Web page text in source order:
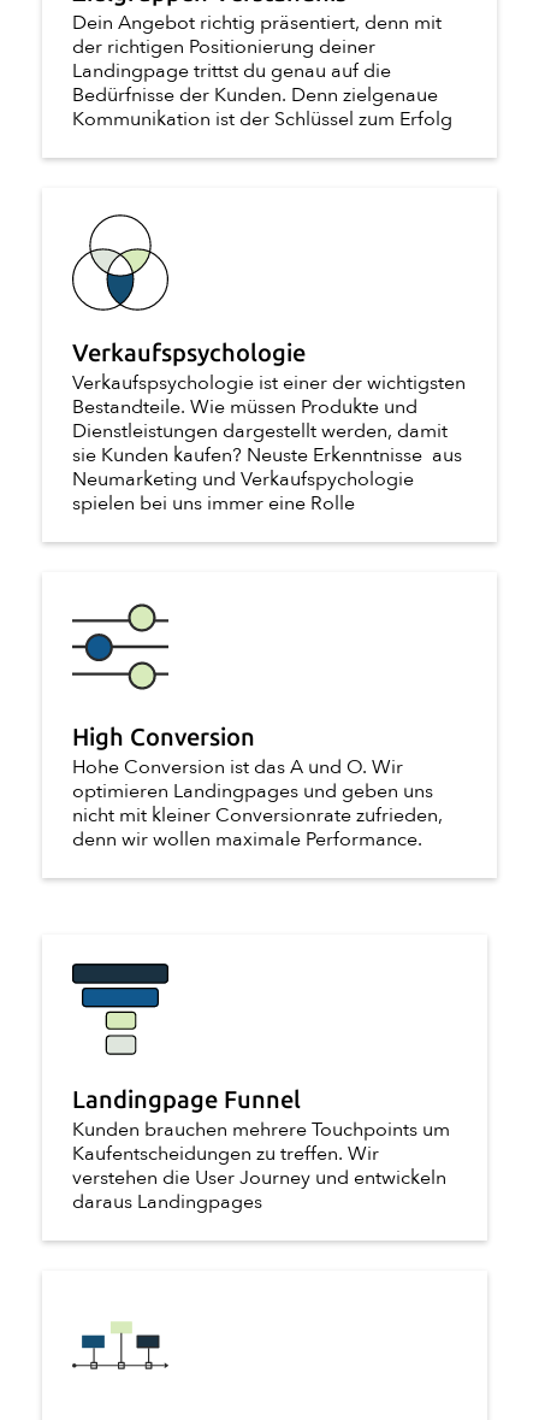
Dein Angebot richtig präsentiert, denn mit
der richtigen Positionierung deiner
Landingpage trittst du genau auf die
Bedürfnisse der Kunden. Denn zielgenaue
Kommunikation ist der Schlüssel zum Erfolg
Verkaufspsychologie
Verkaufspsychologie ist einer der wichtigsten
Bestandteile. Wie müssen Produkte und
Dienstleistungen dargestellt werden, damit
sie Kunden kaufen? Neuste Erkenntnisse aus
Neumarketing und Verkaufspychologie
spielen bei uns immer eine Rolle
High Conversion
Hohe Conversion ist das A und O. Wir
optimieren Landingpages und geben uns
nicht mit kleiner Conversionrate zufrieden,
denn wir wollen maximale Performance.
Landingpage Funnel
Kunden brauchen mehrere Touchpoints um
Kaufentscheidungen zu treffen. Wir
verstehen die User Journey und entwickeln
daraus Landingpages